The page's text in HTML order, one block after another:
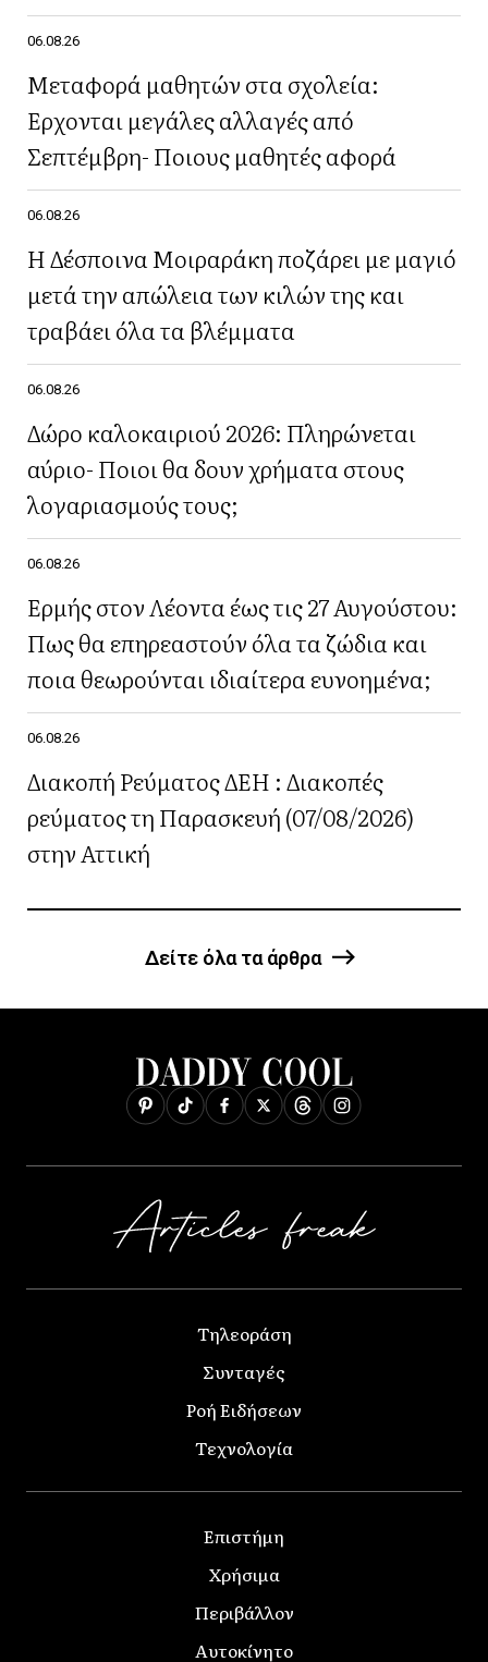
06.08.26
Μεταφορά μαθητών στα σχολεία:
Έρχονται μεγάλες αλλαγές από
Σεπτέμβρη- Ποιους μαθητές αφορά
06.08.26
Η Δέσποινα Μοιραράκη ποζάρει με μαγιό
μετά την απώλεια των κιλών της και
τραβάει όλα τα βλέμματα
06.08.26
Δώρο καλοκαιριού 2026: Πληρώνεται
αύριο- Ποιοι θα δουν χρήματα στους
λογαριασμούς τους;
06.08.26
Ερμής στον Λέοντα έως τις 27 Αυγούστου:
Πως θα επηρεαστούν όλα τα ζώδια και
ποια θεωρούνται ιδιαίτερα ευνοημένα;
06.08.26
Διακοπή Ρεύματος ΔΕΗ : Διακοπές
ρεύματος τη Παρασκευή (07/08/2026)
στην Αττική
Δείτε όλα τα άρθρα
Τηλεοράση
Συνταγές
Ροή Ειδήσεων
Τεχνολογία
Επιστήμη
Χρήσιμα
Περιβάλλον
Αυτοκίνητο